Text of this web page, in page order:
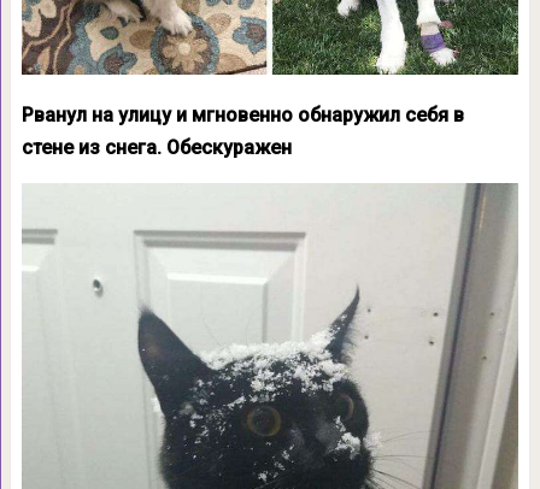
Рванул на улицу и мгновенно обнаружил себя в
стене из снега. Обескуражен